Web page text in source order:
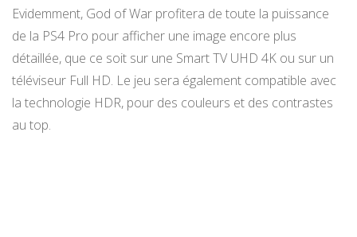
Evidemment, God of War profitera de toute la puissance
de la PS4 Pro pour afficher une image encore plus
détaillée, que ce soit sur une Smart TV UHD 4K ou sur un
téléviseur Full HD. Le jeu sera également compatible avec
la technologie HDR, pour des couleurs et des contrastes
au top.